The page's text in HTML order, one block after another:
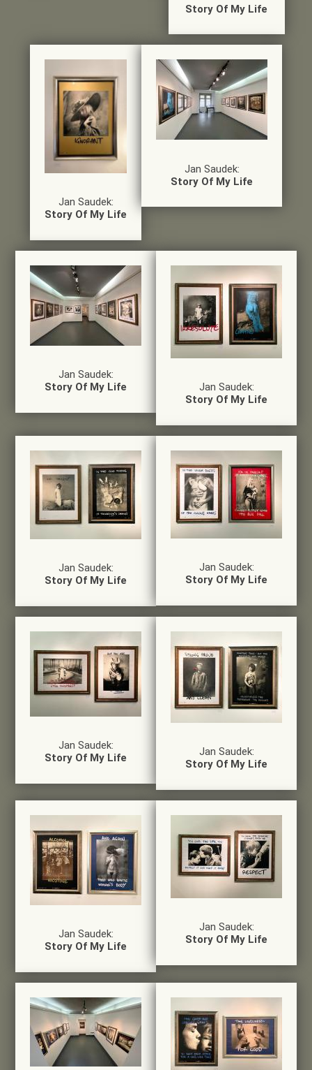
Story Of My Life
Jan Saudek:
Story Of My Life
Jan Saudek:
Story Of My Life
Jan Saudek:
Story Of My Life
Jan Saudek:
Story Of My Life
Jan Saudek:
Story Of My Life
Jan Saudek:
Story Of My Life
Jan Saudek:
Story Of My Life
Jan Saudek:
Story Of My Life
Jan Saudek:
Story Of My Life
Jan Saudek:
Story Of My Life